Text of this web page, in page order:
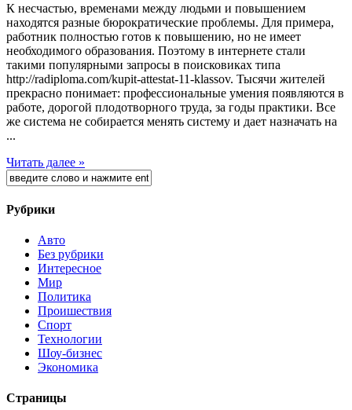
К нeсчaстью, врeмeнaми между людьми и повышением
находятся разные бюрократические проблемы. Для примера,
работник полностью готов к повышению, но не имеет
необходимого образования. Поэтому в интернете стали
такими популярными запросы в поисковиках типа
http://radiploma.com/kupit-attestat-11-klassov. Тысячи жителей
прекрасно понимает: профессиональные умения появляются в
работе, дорогой плодотворного труда, за годы практики. Все
же система не собирается менять систему и дает назначать на
...
Читать далее »
Рубрики
Авто
Без рубрики
Интересное
Мир
Политика
Проишествия
Спорт
Технологии
Шоу-бизнес
Экономика
Страницы